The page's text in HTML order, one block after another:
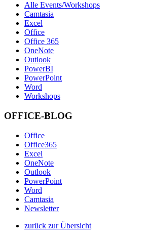
Alle Events/Workshops
Camtasia
Excel
Office
Office 365
OneNote
Outlook
PowerBI
PowerPoint
Word
Workshops
OFFICE-BLOG
Office
Office365
Excel
OneNote
Outlook
PowerPoint
Word
Camtasia
Newsletter
zurück zur Übersicht